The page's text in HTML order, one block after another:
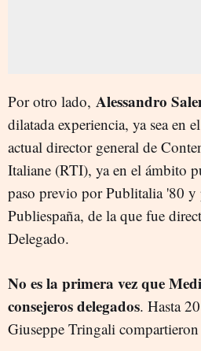
Por otro lado, Alessandro
dilatada experiencia, ya sea en
actual director general de
Italiane (RTI), ya en el ámbito
paso previo por Publitalia '80 y
Publiespaña, de la que fue
Delegado.
No es la primera vez que
consejeros delegados. Hasta
Giuseppe Tringali compartieron